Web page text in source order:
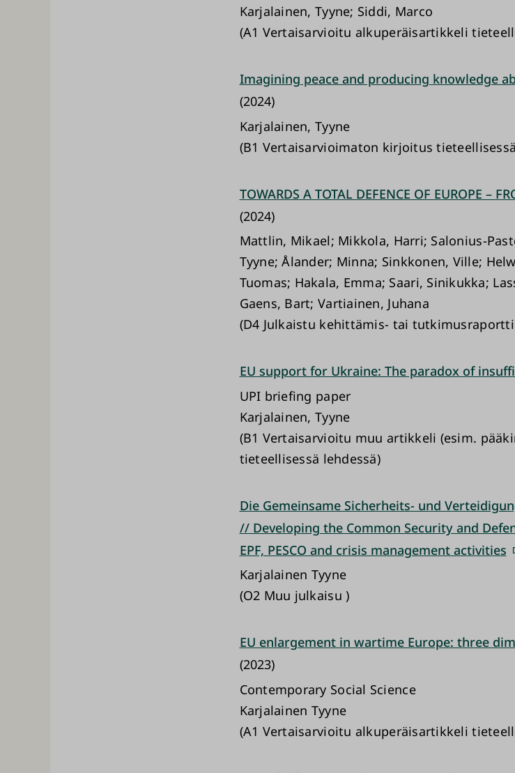
Karjalainen, Tyyne; Siddi, Marco
(A1 Vertaisarvioitu alkuperäisartikkeli
Imagining peace and producing knowledge
(2024)
Karjalainen, Tyyne
(B1 Vertaisarvioimaton kirjoitus
TOWARDS A TOTAL DEFENCE OF EUROPE –
(2024)
Mattlin, Mikael; Mikkola, Harri; Salonius-
Tyyne; Ålander; Minna; Sinkkonen, Ville;
Tuomas; Hakala, Emma; Saari, Sinikukka;
Gaens, Bart; Vartiainen, Juhana
(D4 Julkaistu kehittämis- tai
EU support for Ukraine: The paradox of
UPI briefing paper
Karjalainen, Tyyne
(B1 Vertaisarvioitu muu artikkeli (esim.
tieteellisessä lehdessä)
Die Gemeinsame Sicherheits- und
// Developing the Common Security and
EPF, PESCO and crisis management activities
Karjalainen Tyyne
(O2 Muu julkaisu )
EU enlargement in wartime Europe: three
(2023)
Contemporary Social Science
Karjalainen Tyyne
(A1 Vertaisarvioitu alkuperäisartikkeli